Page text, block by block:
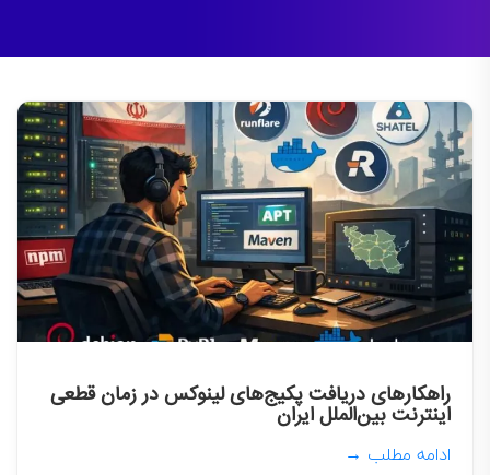
راهکارهای دریافت پکیج‌های لینوکس در زمان قطعی
اینترنت بین‌الملل ایران
ادامه مطلب →